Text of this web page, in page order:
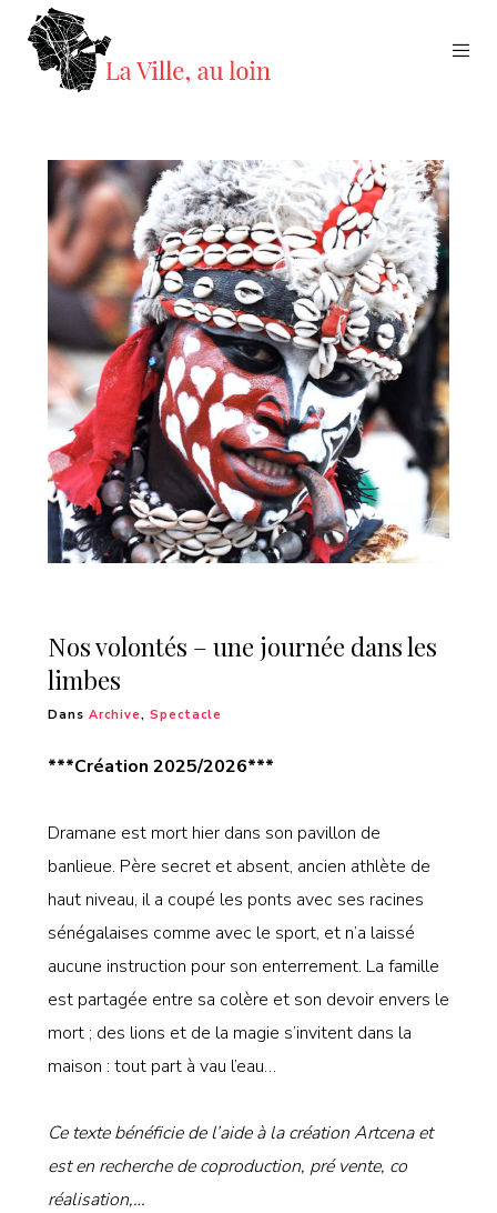
Nos volontés – une journée dans les
limbes
Dans Archive, Spectacle
***Création 2025/2026***
Dramane est mort hier dans son pavillon de
banlieue. Père secret et absent, ancien athlète de
haut niveau, il a coupé les ponts avec ses racines
sénégalaises comme avec le sport, et n’a laissé
aucune instruction pour son enterrement. La famille
est partagée entre sa colère et son devoir envers le
mort ; des lions et de la magie s’invitent dans la
maison : tout part à vau l’eau…
Ce texte bénéficie de l’aide à la création Artcena et
est en recherche de coproduction, pré vente, co
réalisation,…